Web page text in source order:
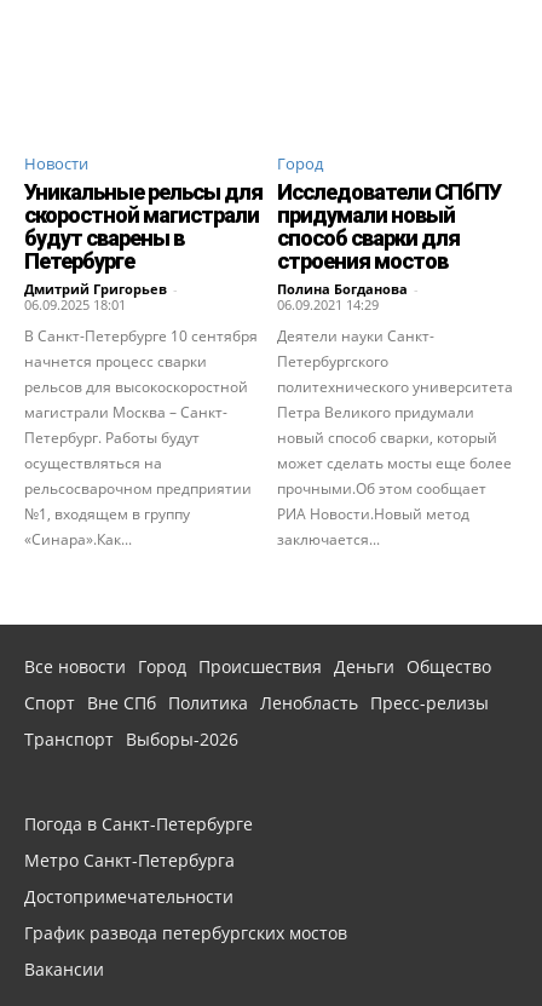
Новости
Уникальные рельсы для
скоростной магистрали
будут сварены в
Петербурге
Дмитрий Григорьев -
06.09.2025 18:01
В Санкт-Петербурге 10 сентября
начнется процесс сварки
рельсов для высокоскоростной
магистрали Москва – Санкт-
Петербург. Работы будут
осуществляться на
рельсосварочном предприятии
№1, входящем в группу
«Синара».Как...
Город
Исследователи СПбПУ
придумали новый
способ сварки для
строения мостов
Полина Богданова -
06.09.2021 14:29
Деятели науки Санкт-
Петербургского
политехнического университета
Петра Великого придумали
новый способ сварки, который
может сделать мосты еще более
прочными.Об этом сообщает
РИА Новости.Новый метод
заключается...
Все новости Город Происшествия Деньги
Общество
Спорт Вне СПб Политика Ленобласть Пресс-релизы
Транспорт Выборы-2026
Погода в Санкт-Петербурге
Метро Санкт-Петербурга
Достопримечательности
График развода петербургских мостов
Вакансии